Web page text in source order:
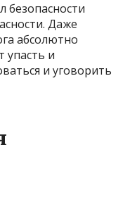
безопасности
Даже
абсолютно
упасть и
и уговорить